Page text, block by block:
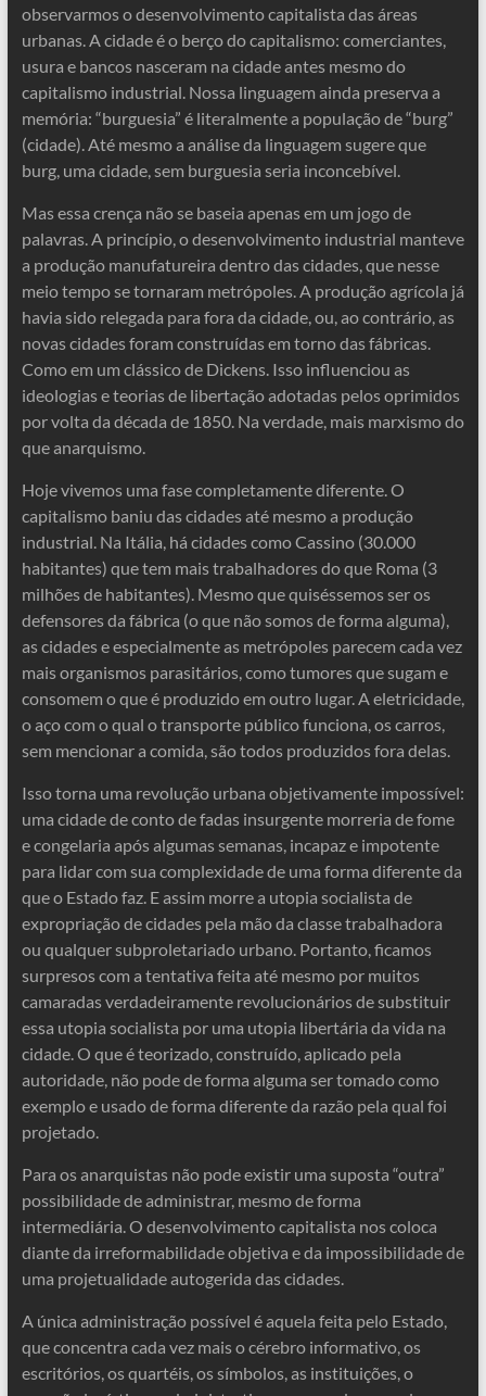
observarmos o desenvolvimento capitalista das áreas
urbanas. A cidade é o berço do capitalismo: comerciantes,
usura e bancos nasceram na cidade antes mesmo do
capitalismo industrial. Nossa linguagem ainda preserva a
memória: “burguesia” é literalmente a população de “burg”
(cidade). Até mesmo a análise da linguagem sugere que
burg, uma cidade, sem burguesia seria inconcebível.
Mas essa crença não se baseia apenas em um jogo de
palavras. A princípio, o desenvolvimento industrial manteve
a produção manufatureira dentro das cidades, que nesse
meio tempo se tornaram metrópoles. A produção agrícola já
havia sido relegada para fora da cidade, ou, ao contrário, as
novas cidades foram construídas em torno das fábricas.
Como em um clássico de Dickens. Isso influenciou as
ideologias e teorias de libertação adotadas pelos oprimidos
por volta da década de 1850. Na verdade, mais marxismo do
que anarquismo.
Hoje vivemos uma fase completamente diferente. O
capitalismo baniu das cidades até mesmo a produção
industrial. Na Itália, há cidades como Cassino (30.000
habitantes) que tem mais trabalhadores do que Roma (3
milhões de habitantes). Mesmo que quiséssemos ser os
defensores da fábrica (o que não somos de forma alguma),
as cidades e especialmente as metrópoles parecem cada vez
mais organismos parasitários, como tumores que sugam e
consomem o que é produzido em outro lugar. A eletricidade,
o aço com o qual o transporte público funciona, os carros,
sem mencionar a comida, são todos produzidos fora delas.
Isso torna uma revolução urbana objetivamente impossível:
uma cidade de conto de fadas insurgente morreria de fome
e congelaria após algumas semanas, incapaz e impotente
para lidar com sua complexidade de uma forma diferente da
que o Estado faz. E assim morre a utopia socialista de
expropriação de cidades pela mão da classe trabalhadora
ou qualquer subproletariado urbano. Portanto, ficamos
surpresos com a tentativa feita até mesmo por muitos
camaradas verdadeiramente revolucionários de substituir
essa utopia socialista por uma utopia libertária da vida na
cidade. O que é teorizado, construído, aplicado pela
autoridade, não pode de forma alguma ser tomado como
exemplo e usado de forma diferente da razão pela qual foi
projetado.
Para os anarquistas não pode existir uma suposta “outra”
possibilidade de administrar, mesmo de forma
intermediária. O desenvolvimento capitalista nos coloca
diante da irreformabilidade objetiva e da impossibilidade de
uma projetualidade autogerida das cidades.
A única administração possível é aquela feita pelo Estado,
que concentra cada vez mais o cérebro informativo, os
escritórios, os quartéis, os símbolos, as instituições, o